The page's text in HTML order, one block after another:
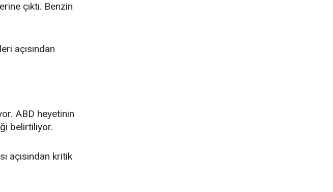
çıktı. Benzin
açısından
ABD heyetinin
belirtiliyor.
açısından kritik